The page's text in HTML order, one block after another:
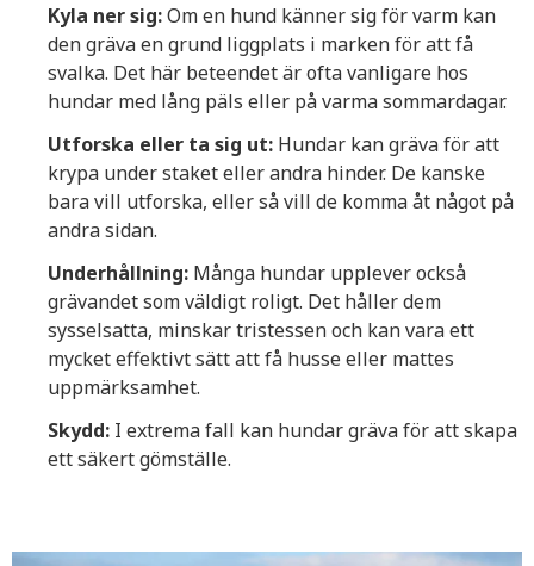
Kyla ner sig:Om en hund känner sig för varm kan
den gräva en grund liggplats i marken för att få
svalka. Det här beteendet är ofta vanligare hos
hundar med lång päls eller på varma sommardagar.
Utforska eller ta sig ut: Hundar kan gräva för att
krypa under staket eller andra hinder. De kanske
bara vill utforska, eller så vill de komma åt något på
andra sidan.
Underhållning: Många hundar upplever också
grävandet som väldigt roligt. Det håller dem
sysselsatta, minskar tristessen och kan vara ett
mycket effektivt sätt att få husse eller mattes
uppmärksamhet.
Skydd: I extrema fall kan hundar gräva för att skapa
ett säkert gömställe.